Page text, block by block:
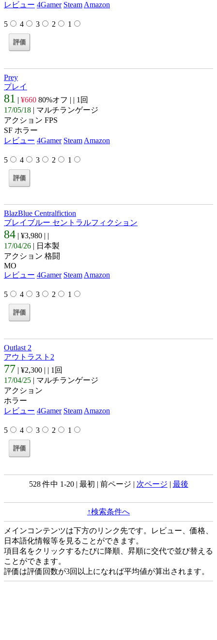
レビュー 4Gamer Steam Amazon
5 4 3 2 1
Prey
プレイ
81 | ¥660 80%オフ | | 1回
17/05/18 | マルチランゲージ
アクション FPS
SF ホラー
レビュー 4Gamer Steam Amazon
5 4 3 2 1
BlazBlue Centralfiction
ブレイブルー セントラルフィクション
84 | ¥3,980 | |
17/04/26 | 日本製
アクション 格闘
MO
レビュー 4Gamer Steam Amazon
5 4 3 2 1
Outlast 2
アウトラスト2
77 | ¥2,300 | | 1回
17/04/25 | マルチランゲージ
アクション
ホラー
レビュー 4Gamer Steam Amazon
5 4 3 2 1
528 件中 1-20 | 最初 | 前ページ | 次ページ | 最後
↑検索条件へ
メインコンテンツは下方のリンク先です。レビュー、価格、
日本語化情報等を見ることができます。
項目名をクリックするたびに降順、昇順に交代で並び替える
ことができます。
評価は評価回数が3回以上になれば平均値が算出されます。